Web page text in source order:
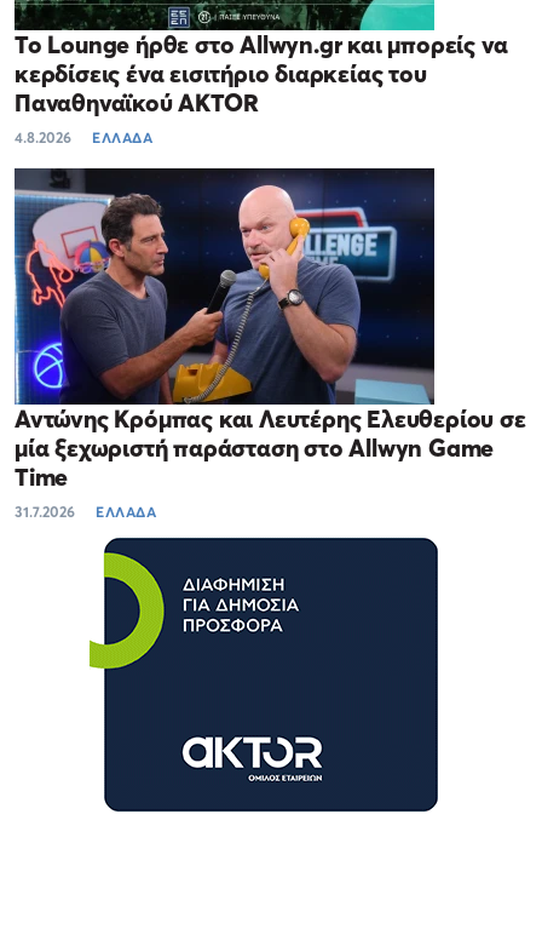
Το Lounge ήρθε στο Allwyn.gr και μπορείς να
κερδίσεις ένα εισιτήριο διαρκείας του
Παναθηναϊκού AKTOR
4.8.2026 ΕΛΛΑΔΑ
Αντώνης Κρόμπας και Λευτέρης Ελευθερίου σε
μία ξεχωριστή παράσταση στο Allwyn Game
Time
31.7.2026 ΕΛΛΑΔΑ